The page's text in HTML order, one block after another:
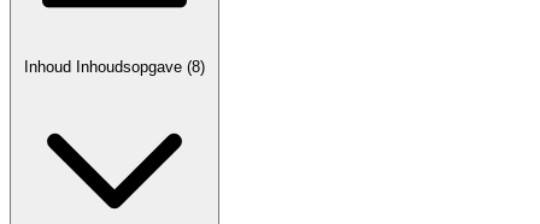
Inhoud Inhoudsopgave (8)